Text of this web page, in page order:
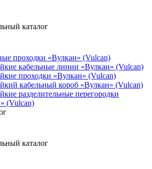
каталог
проходки «Вулкан» (Vulcan)
кабельные линии «Вулкан» (Vulcan)
проходки «Вулкан» (Vulcan)
кабельный короб «Вулкан» (Vulcan)
разделительные перегородки
(Vulcan)
каталог